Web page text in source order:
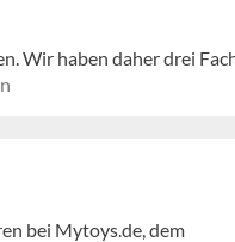
Wir haben daher drei
bei Mytoys.de, dem